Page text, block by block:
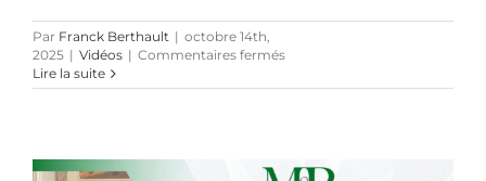
Par Franck Berthault | octobre 14th,
2025 | Vidéos | Commentaires ferméssur
commercial
Lire la suite